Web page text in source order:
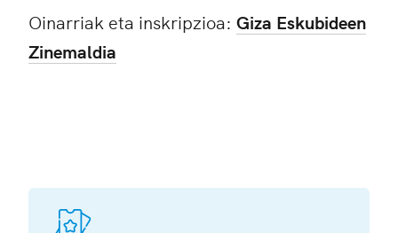
Oinarriak eta inskripzioa: Giza Eskubideen
Zinemaldia